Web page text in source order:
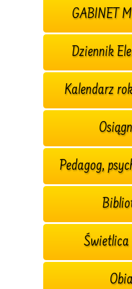
GABINET
Dziennik
Kalendarz
Pedagog,
Świetlica